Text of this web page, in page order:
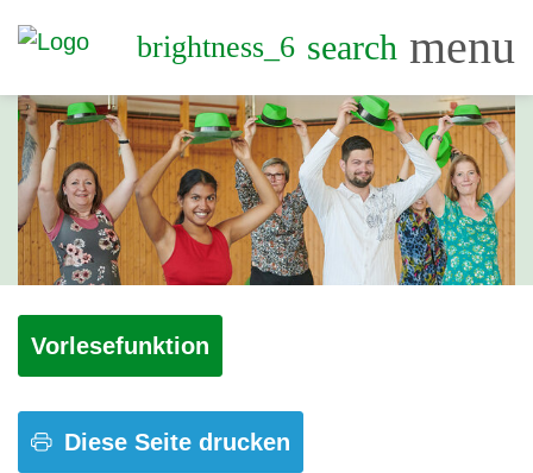
brightness_6 search menu
Vorlesefunktion
Diese Seite drucken